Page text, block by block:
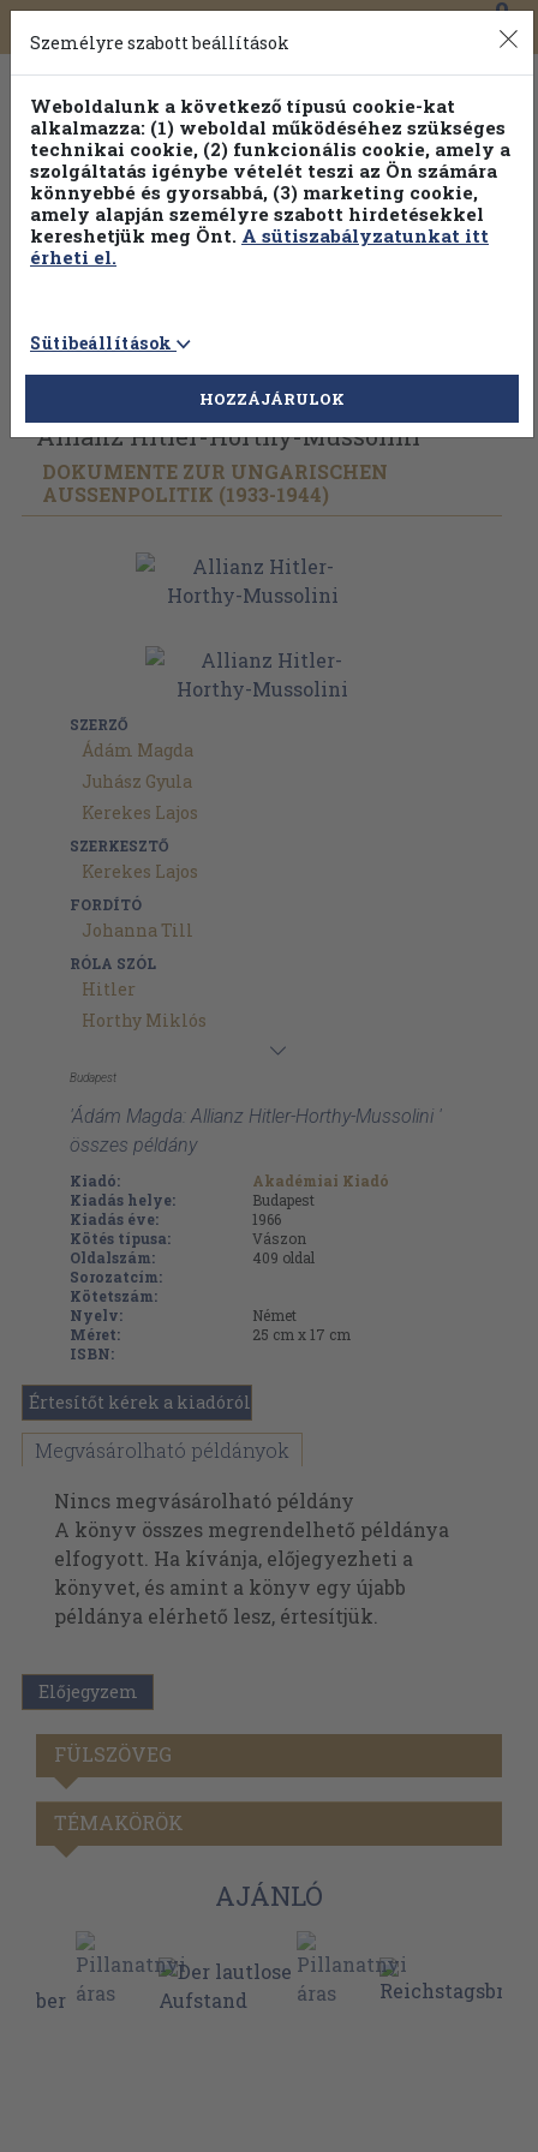
Toggle
navigation
0
Vissza az előző oldalra Válasszon példányt
Allianz Hitler-Horthy-Mussolini
DOKUMENTE ZUR UNGARISCHEN
AUSSENPOLITIK (1933-1944)
SZERZŐ
Ádám Magda
Juhász Gyula
Kerekes Lajos
SZERKESZTŐ
Kerekes Lajos
FORDÍTÓ
Johanna Till
RÓLA SZÓL
Hitler
Horthy Miklós
Budapest
'Ádám Magda: Allianz Hitler-Horthy-Mussolini '
összes példány
Kiadó:
Akadémiai Kiadó
Kiadás helye:
Budapest
Kiadás éve:
1966
Kötés típusa:
Vászon
Oldalszám:
409 oldal
Sorozatcím:
Kötetszám:
Nyelv:
Német
Méret:
25 cm x 17 cm
ISBN:
Értesítőt kérek a kiadóról
Megvásárolható példányok
Nincs megvásárolható példány
A könyv összes megrendelhető példánya
elfogyott. Ha kívánja, előjegyezheti a
könyvet, és amint a könyv egy újabb
példánya elérhető lesz, értesítjük.
Előjegyzem
FÜLSZÖVEG
TÉMAKÖRÖK
AJÁNLÓ
Személyre szabott beállítások
Weboldalunk a következő típusú cookie-kat
alkalmazza: (1) weboldal működéséhez szükséges
technikai cookie, (2) funkcionális cookie, amely a
szolgáltatás igénybe vételét teszi az Ön számára
könnyebbé és gyorsabbá, (3) marketing cookie,
amely alapján személyre szabott hirdetésekkel
kereshetjük meg Önt. A sütiszabályzatunkat itt
érheti el.
Sütibeállítások
HOZZÁJÁRULOK